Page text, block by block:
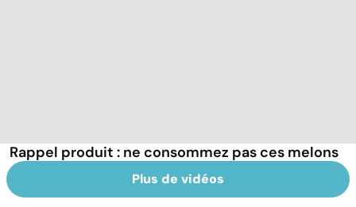
Rappel produit : ne consommez pas ces melons
Plus de vidéos